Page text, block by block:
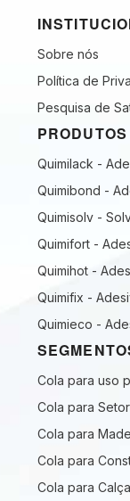
Sobre nós
Política de
Pesquisa de
PRODUTOS
Quimilack -
Quimibond -
Quimisolv -
Quimifort -
Quimihot -
Quimifix -
Quimieco -
Cola para uso
Cola para
Cola para
Cola para
Cola para